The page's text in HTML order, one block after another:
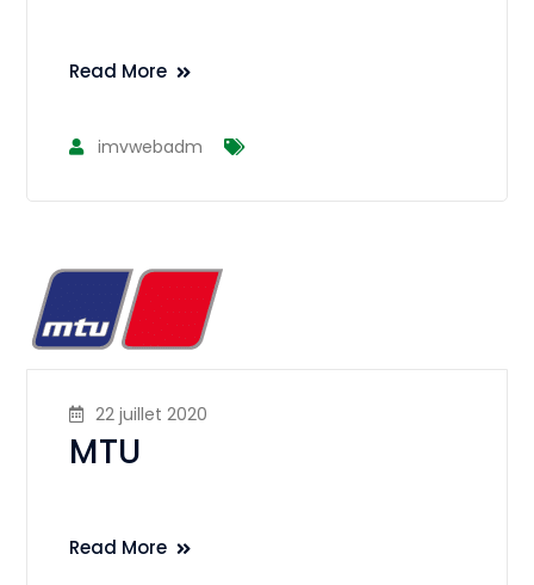
Read More
imvwebadm
22 juillet 2020
MTU
Read More